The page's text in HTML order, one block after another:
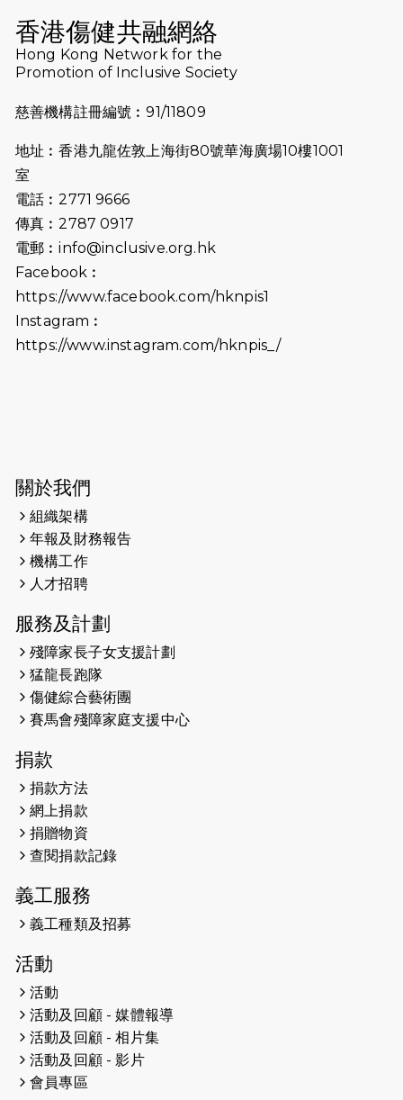
Run 2025
2025-08-07 諾德 x 猛龍慈善共融音樂夜2025
🌟
2025-06-15
會及愛。匯聚商龍會支持！
2025-06-09
《猛龍傳之誰怕誰》電影欣賞 - 感謝
生，GBS，JP出席
2025-06-06
《為你喝采陳百強歌迷會》慷慨贊助
38張門票欣賞香港中樂團 X 陳百強 —
2025-03-21
2025-02-20
2025-02-06
馬拉松與猛龍國際共融大使Lukas
2024-12-31
2024-12-10
2024-11-17
2024-10-30
連續第七年獲得 #香港中小型企業總
商會「#友商有良」嘉許計劃的嘉許
香港傷健共融網絡
Hong Kong Network for the
Promotion of Inclusive Society
慈善機構註冊編號︰91/11809
地址︰香港九龍佐敦上海街80號華海廣場10樓1001
室
電話︰2771 9666
傳真︰2787 0917
電郵︰info@inclusive.org.hk
Facebook︰
https://www.facebook.com/hknpis1
Instagram︰
https://www.instagram.com/hknpis_/
關於我們
組織架構
年報及財務報告
機構工作
人才招聘
服務及計劃
殘障家長子女支援計劃
猛龍長跑隊
傷健綜合藝術團
賽馬會殘障家庭支援中心
捐款
捐款方法
網上捐款
捐贈物資
查閱捐款記錄
義工服務
義工種類及招募
活動
活動
活動及回顧 - 媒體報導
活動及回顧 - 相片集
活動及回顧 - 影片
會員專區